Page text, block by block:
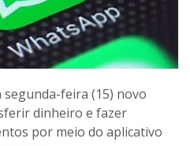
feira (15) novo
dinheiro e fazer
por meio do aplicativo